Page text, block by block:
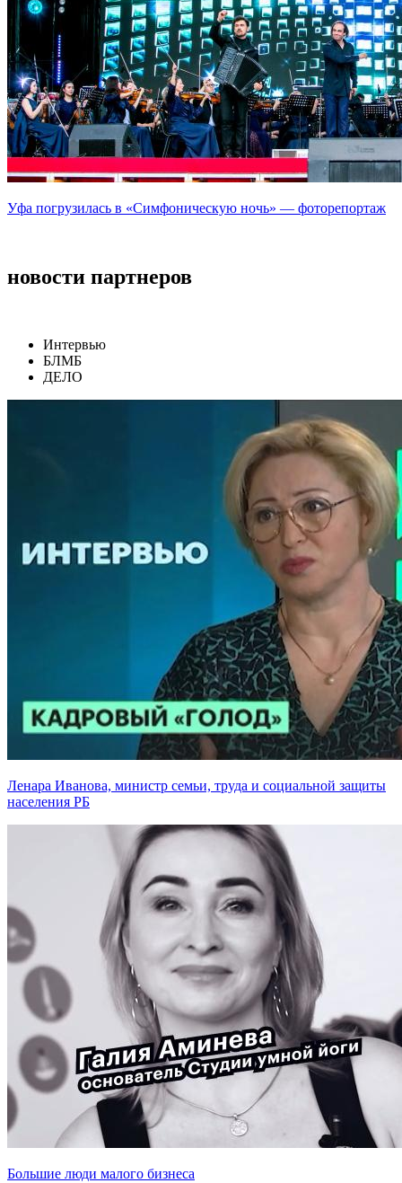
Уфа погрузилась в «Симфоническую ночь» — фоторепортаж
новости партнеров
Интервью
БЛМБ
ДЕЛО
Ленара Иванова, министр семьи, труда и социальной защиты
населения РБ
Большие люди малого бизнеса